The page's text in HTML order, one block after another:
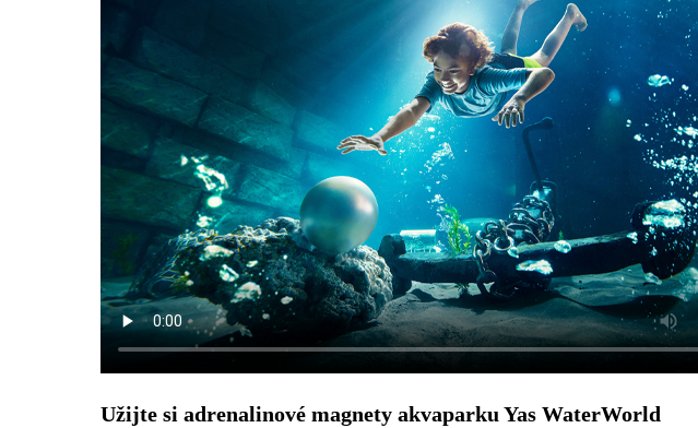
Užijte si adrenalinové magnety akvaparku Yas WaterWorld